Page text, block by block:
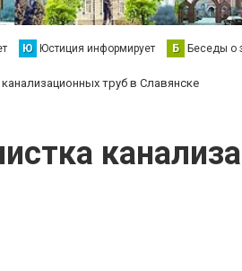
Ю Юстиция информирует Б Беседы о
труб в Славянске